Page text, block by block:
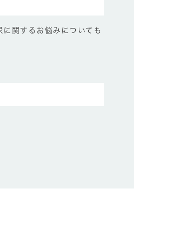
に関するお悩み についても